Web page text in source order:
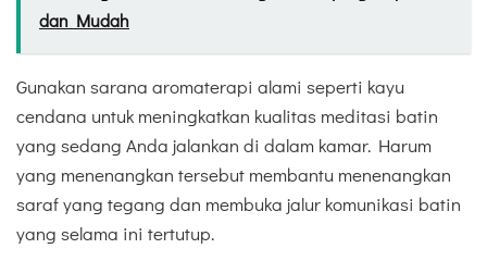
dan Mudah
Gunakan sarana aromaterapi alami seperti kayu
cendana untuk meningkatkan kualitas meditasi batin
yang sedang Anda jalankan di dalam kamar. Harum
yang menenangkan tersebut membantu menenangkan
saraf yang tegang dan membuka jalur komunikasi batin
yang selama ini tertutup.